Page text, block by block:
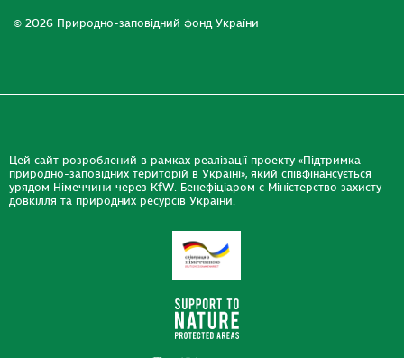
© 2026 Природно-заповідний фонд України
Цей сайт розроблений в рамках реалізації проекту «Підтримка
природно-заповідних територій в Україні», який співфінансується
урядом Німеччини через KfW. Бенефіціаром є Міністерство захисту
довкілля та природних ресурсів України.